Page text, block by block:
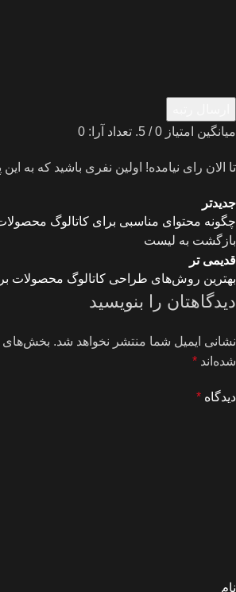
میانگین امتیاز 0 / 5. تعداد آرا: 0
تا الان رای نیامده! اولین نفری باشید که به
جدیدتر
چگونه محتوای مناسبی برای کاتالوگ
بازگشت به لیست
قدیمی تر
بهترین روش‌های طراحی کاتالوگ محصولات
دیدگاهتان را بنویسید
نشانی ایمیل شما منتشر نخواهد شد. بخش‌های
شده‌اند *
دیدگاه *
نام